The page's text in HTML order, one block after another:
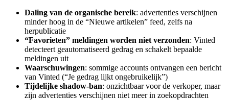
Daling van de organische bereik: advertenties verschijnen
minder hoog in de “Nieuwe artikelen” feed, zelfs na
herpublicatie
“Favorieten” meldingen worden niet verzonden: Vinted
detecteert geautomatiseerd gedrag en schakelt bepaalde
meldingen uit
Waarschuwingen: sommige accounts ontvangen een bericht
van Vinted (“Je gedrag lijkt ongebruikelijk”)
Tijdelijke shadow-ban: onzichtbaar voor de verkoper, maar
zijn advertenties verschijnen niet meer in zoekopdrachten